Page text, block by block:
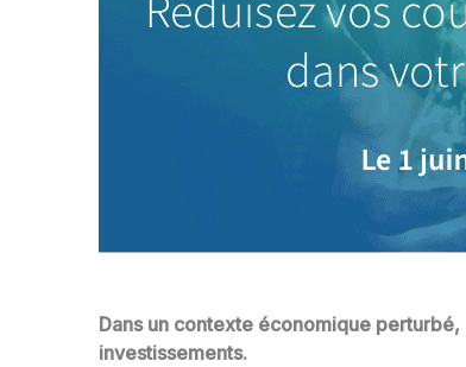
Dans un contexte économique perturbé,
investissements.